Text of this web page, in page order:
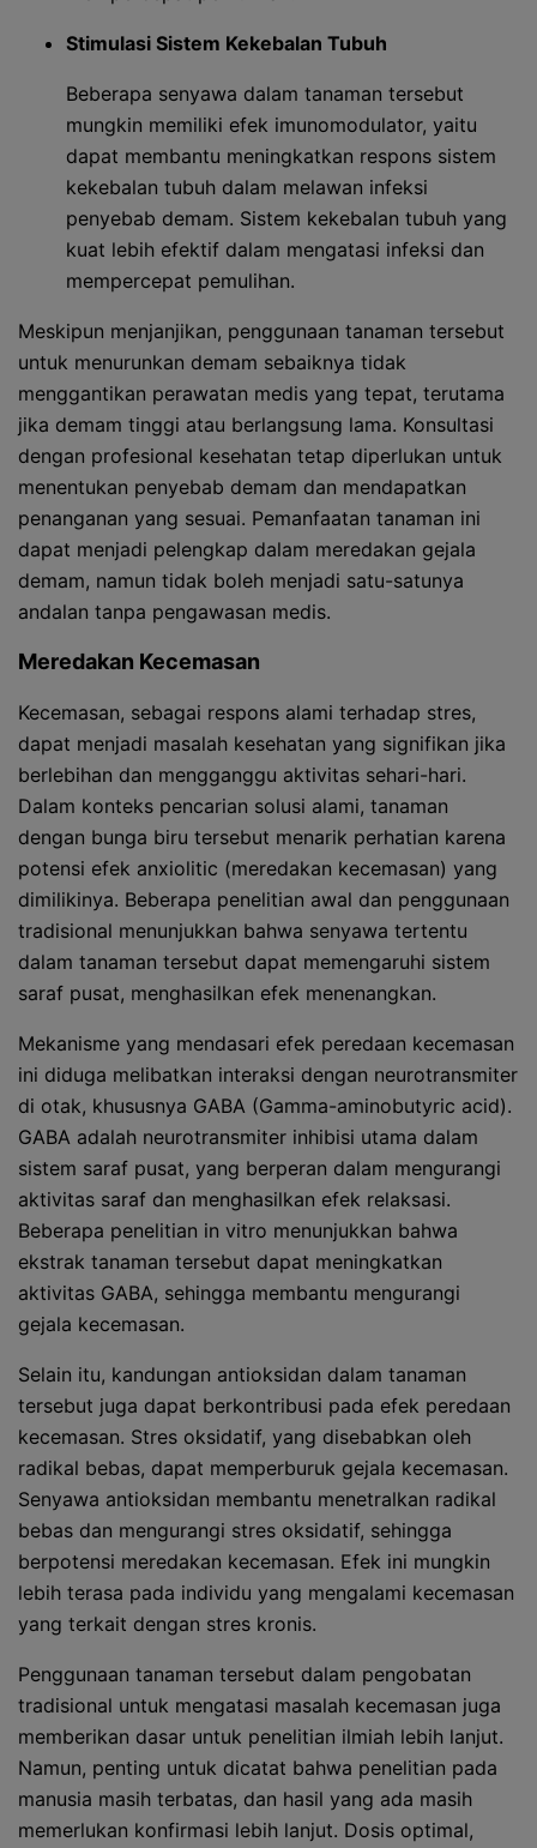
Stimulasi Sistem Kekebalan Tubuh
Beberapa senyawa dalam tanaman tersebut
mungkin memiliki efek imunomodulator, yaitu
dapat membantu meningkatkan respons sistem
kekebalan tubuh dalam melawan infeksi
penyebab demam. Sistem kekebalan tubuh yang
kuat lebih efektif dalam mengatasi infeksi dan
mempercepat pemulihan.
Meskipun menjanjikan, penggunaan tanaman tersebut
untuk menurunkan demam sebaiknya tidak
menggantikan perawatan medis yang tepat, terutama
jika demam tinggi atau berlangsung lama. Konsultasi
dengan profesional kesehatan tetap diperlukan untuk
menentukan penyebab demam dan mendapatkan
penanganan yang sesuai. Pemanfaatan tanaman ini
dapat menjadi pelengkap dalam meredakan gejala
demam, namun tidak boleh menjadi satu-satunya
andalan tanpa pengawasan medis.
Meredakan Kecemasan
Kecemasan, sebagai respons alami terhadap stres,
dapat menjadi masalah kesehatan yang signifikan jika
berlebihan dan mengganggu aktivitas sehari-hari.
Dalam konteks pencarian solusi alami, tanaman
dengan bunga biru tersebut menarik perhatian karena
potensi efek anxiolitic (meredakan kecemasan) yang
dimilikinya. Beberapa penelitian awal dan penggunaan
tradisional menunjukkan bahwa senyawa tertentu
dalam tanaman tersebut dapat memengaruhi sistem
saraf pusat, menghasilkan efek menenangkan.
Mekanisme yang mendasari efek peredaan kecemasan
ini diduga melibatkan interaksi dengan neurotransmiter
di otak, khususnya GABA (Gamma-aminobutyric acid).
GABA adalah neurotransmiter inhibisi utama dalam
sistem saraf pusat, yang berperan dalam mengurangi
aktivitas saraf dan menghasilkan efek relaksasi.
Beberapa penelitian in vitro menunjukkan bahwa
ekstrak tanaman tersebut dapat meningkatkan
aktivitas GABA, sehingga membantu mengurangi
gejala kecemasan.
Selain itu, kandungan antioksidan dalam tanaman
tersebut juga dapat berkontribusi pada efek peredaan
kecemasan. Stres oksidatif, yang disebabkan oleh
radikal bebas, dapat memperburuk gejala kecemasan.
Senyawa antioksidan membantu menetralkan radikal
bebas dan mengurangi stres oksidatif, sehingga
berpotensi meredakan kecemasan. Efek ini mungkin
lebih terasa pada individu yang mengalami kecemasan
yang terkait dengan stres kronis.
Penggunaan tanaman tersebut dalam pengobatan
tradisional untuk mengatasi masalah kecemasan juga
memberikan dasar untuk penelitian ilmiah lebih lanjut.
Namun, penting untuk dicatat bahwa penelitian pada
manusia masih terbatas, dan hasil yang ada masih
memerlukan konfirmasi lebih lanjut. Dosis optimal,